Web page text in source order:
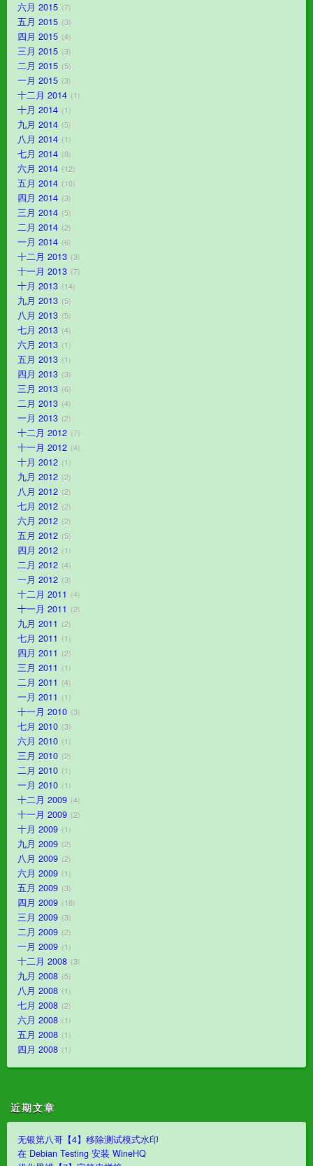
六月 2015 7
五月 2015 3
四月 2015 4
三月 2015 3
二月 2015 5
一月 2015 3
十二月 2014 1
十月 2014 1
九月 2014 5
八月 2014 1
七月 2014 8
六月 2014 12
五月 2014 10
四月 2014 3
三月 2014 5
二月 2014 2
一月 2014 6
十二月 2013 3
十一月 2013 7
十月 2013 14
九月 2013 5
八月 2013 5
七月 2013 4
六月 2013 1
五月 2013 1
四月 2013 3
三月 2013 6
二月 2013 4
一月 2013 2
十二月 2012 7
十一月 2012 4
十月 2012 1
九月 2012 2
八月 2012 2
七月 2012 2
六月 2012 2
五月 2012 5
四月 2012 1
二月 2012 4
一月 2012 3
十二月 2011 4
十一月 2011 2
九月 2011 2
七月 2011 1
四月 2011 2
三月 2011 1
二月 2011 4
一月 2011 1
十一月 2010 3
七月 2010 3
六月 2010 1
三月 2010 2
二月 2010 1
一月 2010 1
十二月 2009 4
十一月 2009 2
十月 2009 1
九月 2009 2
八月 2009 2
六月 2009 1
五月 2009 3
四月 2009 18
三月 2009 3
二月 2009 2
一月 2009 1
十二月 2008 3
九月 2008 5
八月 2008 1
七月 2008 2
六月 2008 1
五月 2008 1
四月 2008 1
近期文章
无银第八哥【4】移除测试模式水印
在 Debian Testing 安装 WineHQ